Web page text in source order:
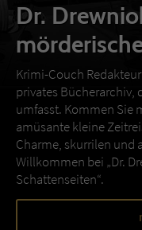
Dr.
Krimi-Couch
privates Bücherarchiv,
umfasst. Kommen Sie
amüsante kleine
Charme, skurrilen und
Willkommen bei „Dr.
Schattenseiten“.